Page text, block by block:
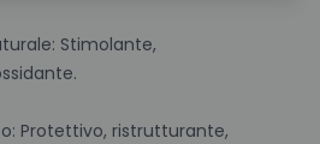
Stimolante,
Protettivo, ristrutturante,